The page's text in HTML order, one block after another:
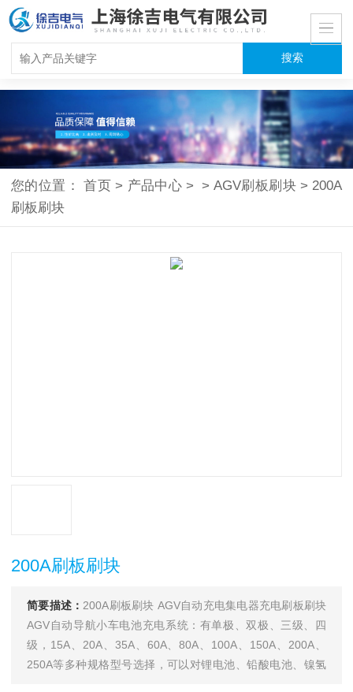
您的位置：首页 > 产品中心 > > AGV刷板刷块 > 200A
刷板刷块
200A刷板刷块
简要描述： 200A刷板刷块 AGV自动充电集电器充电刷板刷块
AGV自动导航小车电池充电系统：有单极、双极、三级、四
级，15A、20A、35A、60A、80A、100A、150A、200A、
250A等多种规格型号选择，可以对锂电池、铅酸电池、镍氢